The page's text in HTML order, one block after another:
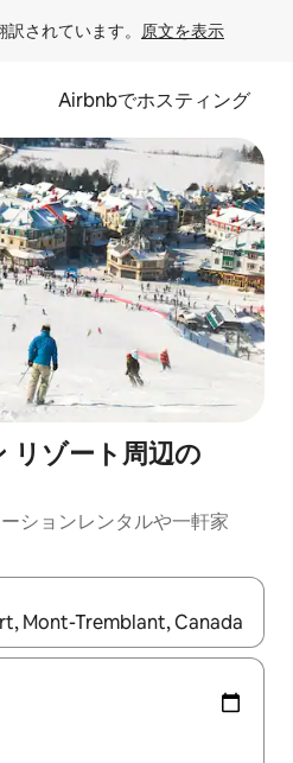
されています。 原文を表示
Airbnbでホスティング
リゾート⁠周⁠辺⁠の
シ⁠ョ⁠ンレ⁠ン⁠タ⁠ルや一⁠軒⁠家
上下の矢印キーを使って移動するか